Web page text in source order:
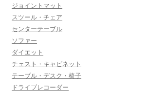
ジョイントマット
スツール・チェア
センターテーブル
ソファー
ダイエット
チェスト・キャビネット
テーブル・デスク・椅子
ドライブレコーダー